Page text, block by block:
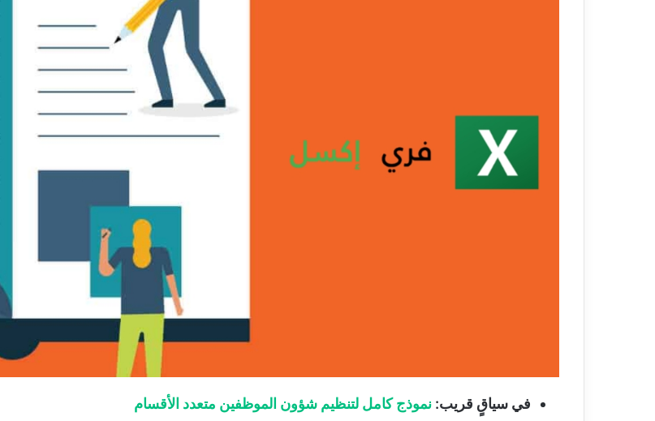
في سياقٍ قريب: نموذج كامل لتنظيم شؤون الموظفين متعدد الأقسام